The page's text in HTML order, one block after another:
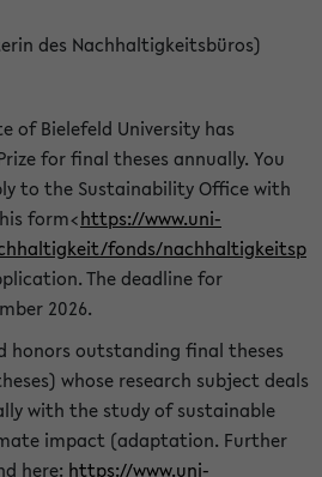
des Nachhaltigkeitsbüros)
of Bielefeld University has
for final theses annually. You
to the Sustainability Office with
form<https://www.uni-
fonds/nachhaltigkeitsp
The deadline for
2026.
honors outstanding final theses
whose research subject deals
with the study of sustainable
impact (adaptation. Further
here: https://www.uni-